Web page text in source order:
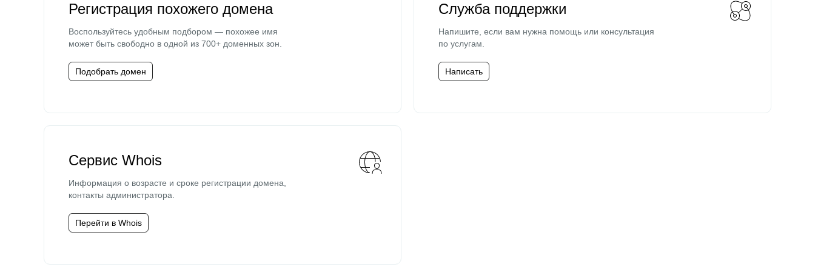
Регистрация похожего домена
Воспользуйтесь удобным подбором — похожее имя
может быть свободно в одной из 700+ доменных зон.
Подобрать домен
Служба поддержки
Напишите, если вам нужна помощь или консультация
по услугам.
Написать
Сервис Whois
Информация о возрасте и сроке регистрации домена,
контакты администратора.
Перейти в Whois